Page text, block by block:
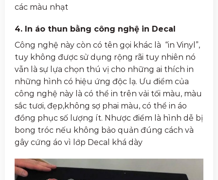
các màu nhạt
4. In áo thun bằng công nghệ in Decal
Công nghệ này còn có tên gọi khác là “in Vinyl”,
tuy không được sử dụng rộng rãi tuy nhiên nó
vẫn là sự lựa chọn thú vị cho những ai thích in
những hình có hiệu ứng độc lạ. Ưu điểm của
công nghệ này là có thể in trên vải tối màu, màu
sắc tươi, đẹp,không sợ phai màu, có thể in áo
đồng phục số lượng ít. Nhược điểm là hình dễ bị
bong tróc nếu không bảo quản đúng cách và
gây cứng áo vì lớp Decal khá dày